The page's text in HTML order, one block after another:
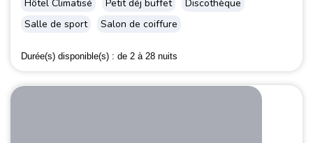
Hôtel Climatisé Petit déj buffet
Discothèque
Salle de sport
Salon de coiffure
Durée(s) disponible(s) : de 2 à 28 nuits